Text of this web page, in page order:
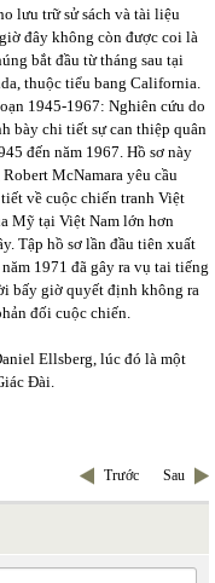
lưu trữ sử sách và tài liệu
đây không còn được coi là
bắt đầu từ tháng sau tại
thuộc tiểu bang California.
1945-1967: Nghiên cứu do
bày chi tiết sự can thiệp quân
đến năm 1967. Hồ sơ này
McNamara yêu cầu
về cuộc chiến tranh Việt
Mỹ tại Việt Nam lớn hơn
Tập hồ sơ lần đầu tiên xuất
1971 đã gây ra vụ tai tiếng
bấy giờ quyết định không ra
đối cuộc chiến.
Ellsberg, lúc đó là một
Đài.
Trước Sau